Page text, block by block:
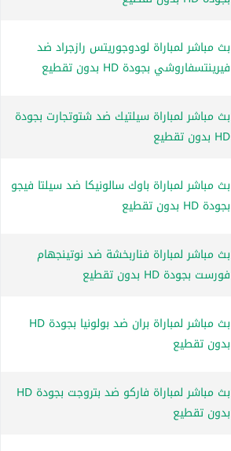
بث مباشر لمباراة لودوجوريتس رازجراد ضد
فيرينتسفاروشي بجودة HD بدون تقطيع
بث مباشر لمباراة سيلتيك ضد شتوتجارت بجودة
HD بدون تقطيع
بث مباشر لمباراة باوك سالونيكا ضد سيلتا فيجو
بجودة HD بدون تقطيع
بث مباشر لمباراة فناربخشة ضد نوتينجهام
فورست بجودة HD بدون تقطيع
بث مباشر لمباراة بران ضد بولونيا بجودة HD
بدون تقطيع
بث مباشر لمباراة فاركو ضد بتروجت بجودة HD
بدون تقطيع